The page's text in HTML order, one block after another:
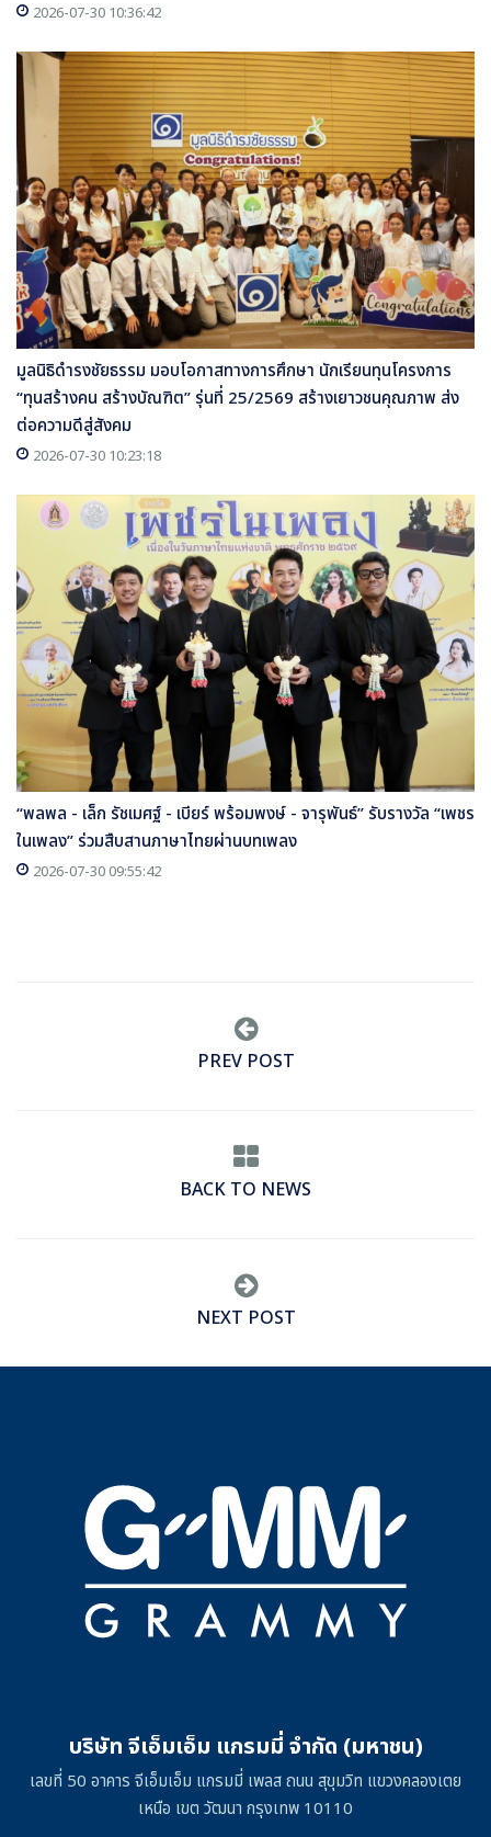
2026-07-30 10:36:42
มูลนิธิดำรงชัยธรรม มอบโอกาสทางการศึกษา นักเรียนทุนโครงการ
“ทุนสร้างคน สร้างบัณฑิต” รุ่นที่ 25/2569 สร้างเยาวชนคุณภาพ ส่ง
ต่อความดีสู่สังคม
2026-07-30 10:23:18
“พลพล - เล็ก รัชเมศฐ์ - เบียร์ พร้อมพงษ์ - จารุพันธ์” รับรางวัล “เพชร
ในเพลง” ร่วมสืบสานภาษาไทยผ่านบทเพลง
2026-07-30 09:55:42
PREV POST
BACK TO NEWS
NEXT POST
บริษัท จีเอ็มเอ็ม แกรมมี่ จำกัด (มหาชน)
เลขที่ 50 อาคาร จีเอ็มเอ็ม แกรมมี่ เพลส ถนน สุขุมวิท แขวงคลองเตย
เหนือ เขต วัฒนา กรุงเทพ 10110